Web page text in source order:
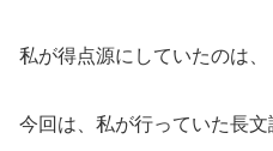
私が得点源にしていたのは、
今回は、私が行っていた長文